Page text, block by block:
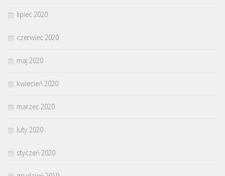
lipiec 2020
czerwiec 2020
maj 2020
kwiecień 2020
marzec 2020
luty 2020
styczeń 2020